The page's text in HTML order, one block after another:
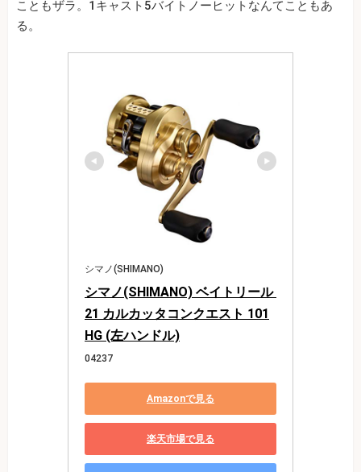
こともザラ。1キャスト5バイトノーヒットなんてこともあ
る。
シマノ(SHIMANO)
シマノ(SHIMANO) ベイトリール
21 カルカッタコンクエスト 101
HG (左ハンドル)
04237
Amazonで見る
楽天市場で見る